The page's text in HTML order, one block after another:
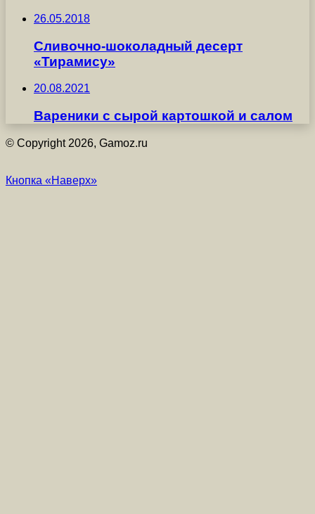
26.05.2018
Cливочно-шоколадный десерт
«Тирамису»
20.08.2021
Вареники с сырой картошкой и салом
© Copyright 2026, Gamoz.ru
Кнопка «Наверх»